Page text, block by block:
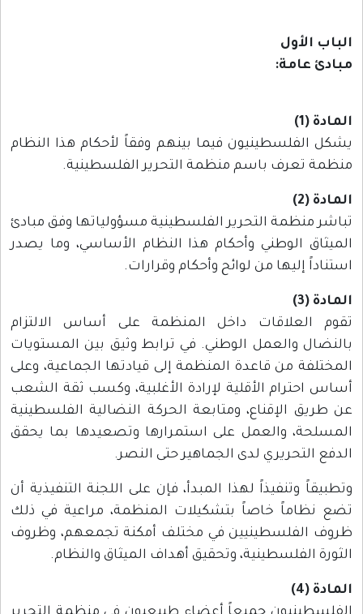
الباب الأول
مبادئ عامة:
المادة (1)
يشكل الفلسطينيون فيما بينهم وفقاً لأحكام هذا النظام
منظمة تعرف باسم منظمة التحرير الفلسطينية.
المادة (2)
تباشر منظمة التحرير الفلسطينية مسؤولياتها وفق مبادئ
الميثاق الوطني وأحكام هذا النظام الأساسي، وما يصدر
استناداً إليها من لوائح وأحكام وقرارات.
المادة (3)
تقوم العلاقات داخل المنظمة على أساس الالتزام
بالنضال والعمل الوطني. في ترابط وثيق بين المستويات
المختلفة من قاعدة المنظمة إلى قيادتها الجماعية، وعلى
أساس احترام الأقلية لإرادة الأغلبية، وكسب ثقة الشعب
عن طريق الإقناع، ومتابعة الحركة النضالية الفلسطينية
المسلحة، والعمل على استمرارها وتصعيدها بما يحقق
الدفع التحريري لدى الجماهير حتى النصر.
وتطبيقاً وتنفيذاً لهذا المبدأ، فإن على اللجنة التنفيذية أن
تضع نظاماً خاصاً بتشكيلات المنظمة، مراعية في ذلك
ظروف الفلسطينيين في مختلف أمكنة تجمعهم، وظروف
الثورة الفلسطينية، وتحقيق أهداف الميثاق والنظام.
المادة (4)